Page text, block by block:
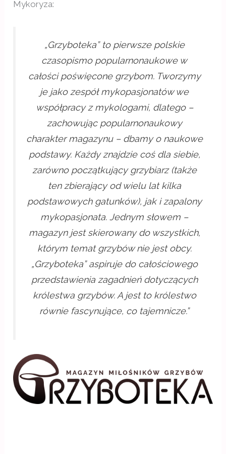
Mykoryza:
„Grzyboteka” to pierwsze polskie
czasopismo popularnonaukowe w
całości poświęcone grzybom. Tworzymy
je jako zespół mykopasjonatów we
współpracy z mykologami, dlatego –
zachowując popularnonaukowy
charakter magazynu – dbamy o naukowe
podstawy. Każdy znajdzie coś dla siebie,
zarówno początkujący grzybiarz (także
ten zbierający od wielu lat kilka
podstawowych gatunków), jak i zapalony
mykopasjonata. Jednym słowem –
magazyn jest skierowany do wszystkich,
którym temat grzybów nie jest obcy.
„Grzyboteka” aspiruje do całościowego
przedstawienia zagadnień dotyczących
królestwa grzybów. A jest to królestwo
równie fascynujące, co tajemnicze.”